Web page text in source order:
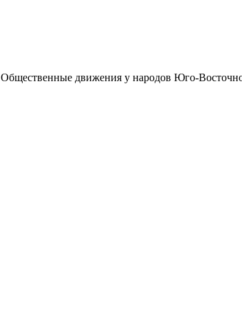
Общественные движения у народов Юго-